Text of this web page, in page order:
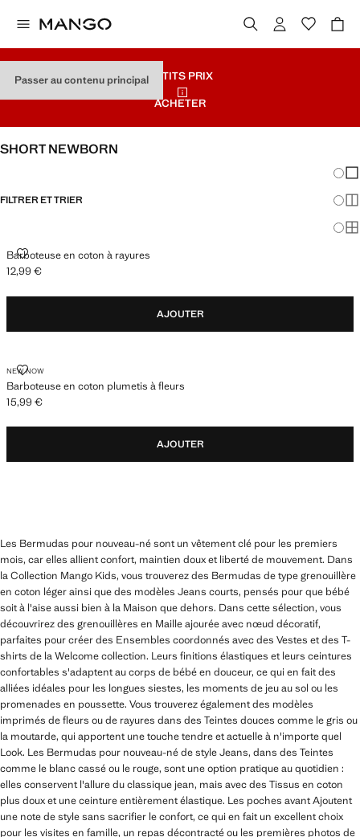
Passer au contenu principalPETITS PRIX
ACHETER
SHORT NEWBORN
FILTRER ET TRIER
Barboteuse en coton à rayures
BARBOTEUSE EN COTON À RAYURES
Prix actuel [12,99 € ]
12,99 €
AJOUTER
NEW NOW
Barboteuse en coton plumetis à fleurs
BARBOTEUSE EN COTON PLUMETIS À FLEURS
Prix actuel [15,99 € ]
15,99 €
AJOUTER
Les Bermudas pour nouveau-né sont un vêtement clé pour les premiers
mois, car elles allient confort, maintien doux et liberté de mouvement. Dans
la Collection Mango Kids, vous trouverez des Bermudas de type grenouillère
en coton léger ainsi que des modèles Jeans courts, pensés pour que bébé
soit à l'aise aussi bien à la Maison que dehors. Dans cette sélection, vous
découvrirez des grenouillères en Maille ajourée avec nœud décoratif,
parfaites pour créer des Ensembles coordonnés avec des Vestes et des T-
shirts de la Welcome collection. Leurs finitions élastiques et leurs ceintures
confortables s'adaptent au corps de bébé en douceur, ce qui en fait des
alliées idéales pour les longues siestes, les moments de jeu au sol ou les
promenades en poussette. Vous trouverez également des modèles
imprimés de fleurs ou de rayures dans des Teintes douces comme le gris ou
la moutarde, qui apportent une touche tendre et actuelle à n'importe quel
Look. Les Bermudas pour nouveau-né de style Jeans, dans des Teintes
comme le blanc cassé ou le rouge, sont une option pratique au quotidien :
elles conservent l'allure du classique jean, mais avec des Tissus en coton
plus doux et une ceinture entièrement élastique. Les poches avant Ajoutent
une note de style sans sacrifier le confort, ce qui en fait un excellent choix
pour les visites en famille, un repas décontracté ou les premières photos de